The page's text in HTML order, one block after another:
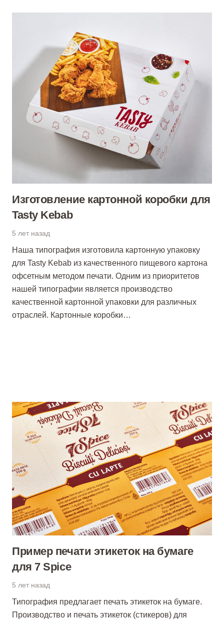
Изготовление картонной коробки для
Tasty Kebab
5 лет назад
Наша типография изготовила картонную упаковку
для Tasty Kebab из качественного пищевого картона
офсетным методом печати. Одним из приоритетов
нашей типографии является производство
качественной картонной упаковки для различных
отраслей. Картонные коробки…
Пример печати этикеток на бумаге
для 7 Spice
5 лет назад
Типография предлагает печать этикеток на бумаге.
Производство и печать этикеток (стикеров) для